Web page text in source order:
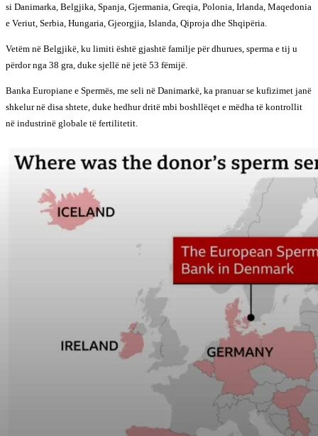
si Danimarka, Belgjika, Spanja, Gjermania, Greqia, Polonia, Irlanda, Maqedonia
e Veriut, Serbia, Hungaria, Gjeorgjia, Islanda, Qiproja dhe Shqipëria.
Vetëm në Belgjikë, ku limiti është gjashtë familje për dhurues, sperma e tij u
përdor nga 38 gra, duke sjellë në jetë 53 fëmijë.
Banka Europiane e Spermës, me seli në Danimarkë, ka pranuar se kufizimet janë
shkelur në disa shtete, duke hedhur dritë mbi boshllëqet e mëdha të kontrollit
në industrinë globale të fertilitetit.